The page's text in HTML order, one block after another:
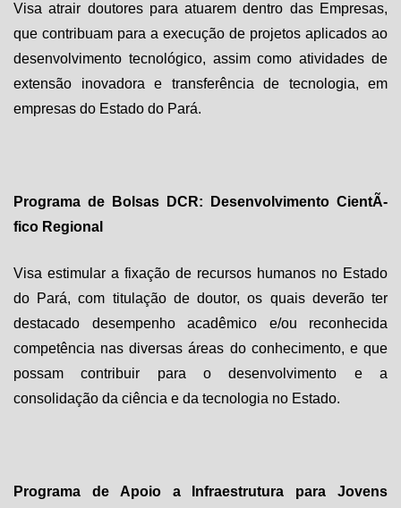
Visa atrair doutores para atuarem dentro das Empresas,
que contribuam para a execução de projetos aplicados ao
desenvolvimento tecnológico, assim como atividades de
extensão inovadora e transferência de tecnologia, em
empresas do Estado do Pará.
Programa de Bolsas DCR: Desenvolvimento CientÃ­
fico Regional
Visa estimular a fixação de recursos humanos no Estado
do Pará, com titulação de doutor, os quais deverão ter
destacado desempenho acadêmico e/ou reconhecida
competência nas diversas áreas do conhecimento, e que
possam contribuir para o desenvolvimento e a
consolidação da ciência e da tecnologia no Estado.
Programa de Apoio a Infraestrutura para Jovens